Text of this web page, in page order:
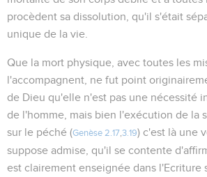
procèdent sa dissolution, qu'il s'était
unique de la vie.
Que la mort physique, avec toutes les
l'accompagnent, ne fut point
de Dieu qu'elle n'est pas une nécessité
de l'homme, mais bien l'exécution de la
sur le péché (Genèse 2.17 3.19) c'est là une
suppose admise, qu'il se contente
est clairement enseignée dans l'Ecriture